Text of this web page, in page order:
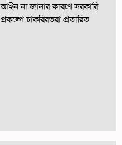
আইন না জানার কারণে সরকারি
প্রকল্পে চাকরিরতরা প্রতারিত